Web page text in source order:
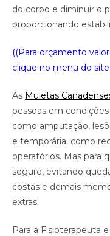
do corpo e diminuir o
proporcionando
((Para orçamento
clique no menu do site
As Muletas
pessoas em
como amputação,
e temporária, como
operatórios. Mas para
seguro, evitando
costas e demais
extras.
Para a Fisioterapeuta